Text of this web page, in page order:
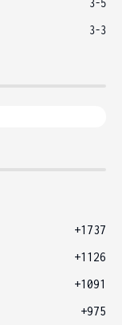
3-5
3-3
+1737
+1126
+1091
+975